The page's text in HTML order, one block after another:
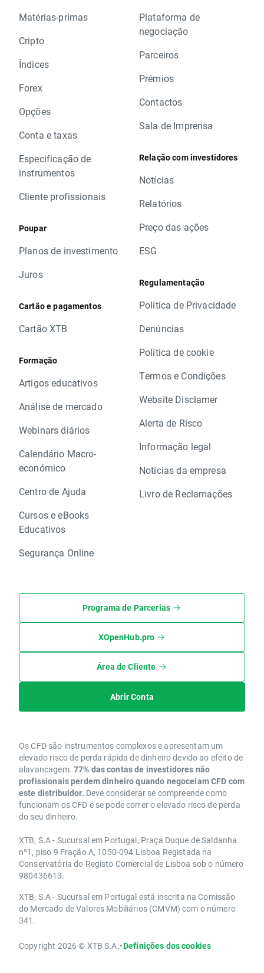
Matérias-primas
Cripto
Índices
Forex
Opções
Conta e taxas
Especificação de
instrumentos
Cliente profissionais
Poupar
Planos de investimento
Juros
Cartão e pagamentos
Cartão XTB
Formação
Artigos educativos
Análise de mercado
Webinars diários
Calendário Macro-
económico
Centro de Ajuda
Cursos e eBooks
Educativos
Segurança Online
Plataforma de
negociação
Parceiros
Prémios
Contactos
Sala de Imprensa
Relação com investidores
Notícias
Relatórios
Preço das ações
ESG
Regulamentação
Política de Privacidade
Denúncias
Política de cookie
Termos e Condições
Website Disclamer
Alerta de Risco
Informação legal
Notícias da empresa
Livro de Reclamações
Programa de Parcerias
XOpenHub.pro
Área de Cliente
Abrir Conta
Os CFD são instrumentos complexos e apresentam um
elevado risco de perda rápida de dinheiro devido ao efeito de
alavancagem. 77% das contas de investidores não
profissionais perdem dinheiro quando negoceiam CFD com
este distribuidor. Deve considerar se compreende como
funcionam os CFD e se pode correr o elevado risco de perda
do seu dinheiro.
XTB, S.A - Sucursal em Portugal, Praça Duque de Saldanha
nº1, piso 9 Fração A, 1050-094 Lisboa Registada na
Conservatória do Registo Comercial de Lisboa sob o número
980436613.
XTB, S.A - Sucursal em Portugal está inscrita na Comissão
do Mercado de Valores Mobiliários (CMVM) com o número
341.
Copyright 2026 © XTB S.A.•Definições dos cookies